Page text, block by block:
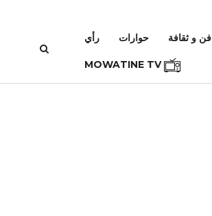
فن و ثقافة حوارات رأي
MOWATINE TV